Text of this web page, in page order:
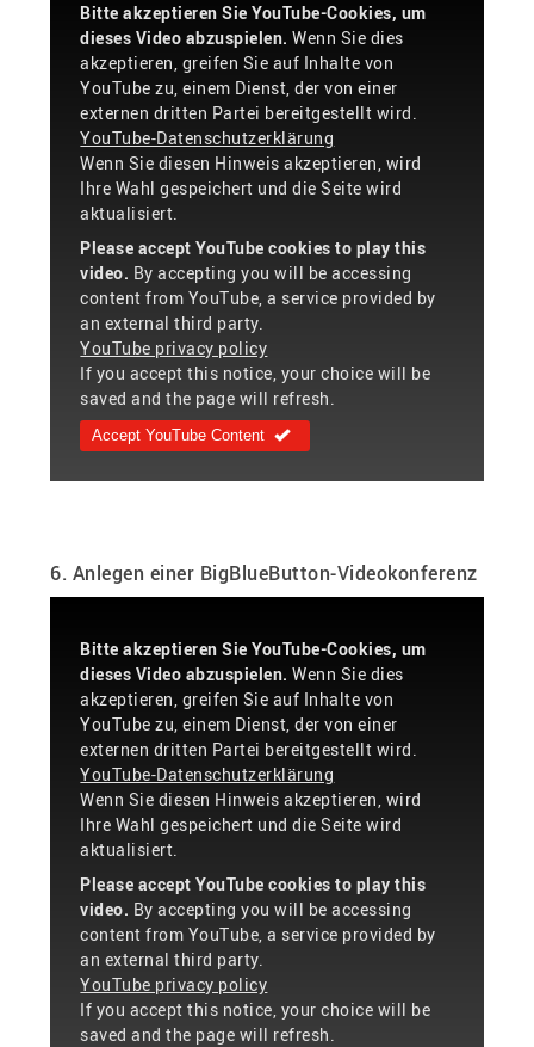
Bitte akzeptieren Sie YouTube-Cookies, um
dieses Video abzuspielen. Wenn Sie dies
akzeptieren, greifen Sie auf Inhalte von
YouTube zu, einem Dienst, der von einer
externen dritten Partei bereitgestellt wird.
YouTube-Datenschutzerklärung
Wenn Sie diesen Hinweis akzeptieren, wird
Ihre Wahl gespeichert und die Seite wird
aktualisiert.
Please accept YouTube cookies to play this
video. By accepting you will be accessing
content from YouTube, a service provided by
an external third party.
YouTube privacy policy
If you accept this notice, your choice will be
saved and the page will refresh.
Accept YouTube Content
6. Anlegen einer BigBlueButton-Videokonferenz
Bitte akzeptieren Sie YouTube-Cookies, um
dieses Video abzuspielen. Wenn Sie dies
akzeptieren, greifen Sie auf Inhalte von
YouTube zu, einem Dienst, der von einer
externen dritten Partei bereitgestellt wird.
YouTube-Datenschutzerklärung
Wenn Sie diesen Hinweis akzeptieren, wird
Ihre Wahl gespeichert und die Seite wird
aktualisiert.
Please accept YouTube cookies to play this
video. By accepting you will be accessing
content from YouTube, a service provided by
an external third party.
YouTube privacy policy
If you accept this notice, your choice will be
saved and the page will refresh.